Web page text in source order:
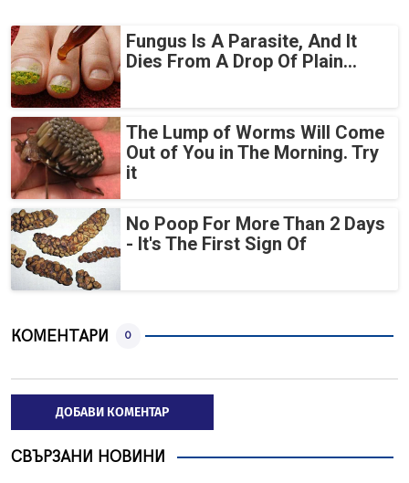
Fungus Is A Parasite, And It
Dies From A Drop Of Plain...
The Lump of Worms Will Come
Out of You in The Morning. Try
it
No Poop For More Than 2 Days
- It's The First Sign Of
КОМЕНТАРИ 0
ДОБАВИ КОМЕНТАР
СВЪРЗАНИ НОВИНИ